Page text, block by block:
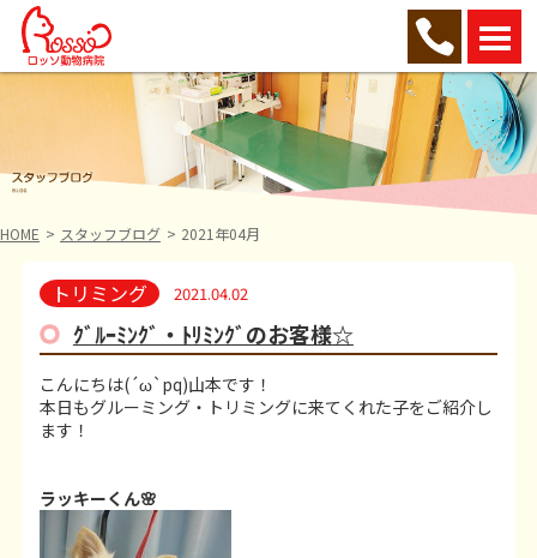
HOME スタッフブログ 2021年04月
トリミング 2021.04.02
ｸﾞﾙｰﾐﾝｸﾞ・ﾄﾘﾐﾝｸﾞのお客様☆
こんにちは(´ω`pq)山本です！
本日もグルーミング・トリミングに来てくれた子をご紹介し
ます！
ラッキーくん🌸